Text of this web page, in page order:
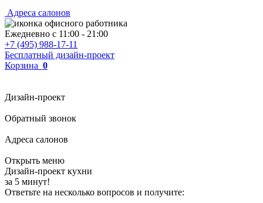
Адреса салонов
Ежедневно с 11:00 - 21:00
+7 (495) 988-17-11
Бесплатный дизайн-проект
Корзина 0
Дизайн-проект
Обратный звонок
Адреса салонов
Открыть меню
Дизайн-проект кухни
за 5 минут!
Ответьте на несколько вопросов и получите: